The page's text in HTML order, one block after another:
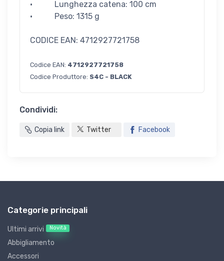
· Lunghezza catena: 100 cm
· Peso: 1315 g
CODICE EAN: 4712927721758
Codice EAN: 4712927721758
Codice Produttore: S4C - BLACK
Condividi:
Copia link Twitter Facebook
Categorie principali
Ultimi arrivi Novità
Abbigliamento
Accessori